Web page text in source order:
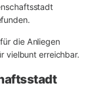
die Anliegen
vielbunt erreichbar.